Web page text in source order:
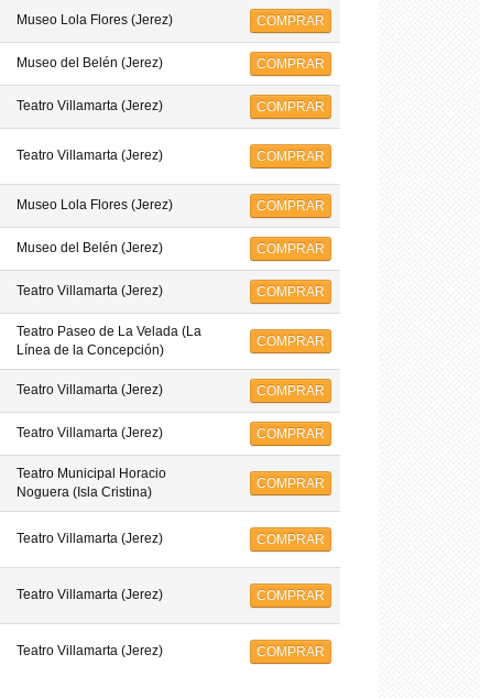
Museo Lola Flores (Jerez) COMPRAR
Museo del Belén (Jerez) COMPRAR
Teatro Villamarta (Jerez) COMPRAR
Teatro Villamarta (Jerez) COMPRAR
Museo Lola Flores (Jerez) COMPRAR
Museo del Belén (Jerez) COMPRAR
Teatro Villamarta (Jerez) COMPRAR
Teatro Paseo de La Velada (La
Línea de la Concepción)
COMPRAR
Teatro Villamarta (Jerez) COMPRAR
Teatro Villamarta (Jerez) COMPRAR
Teatro Municipal Horacio
Noguera (Isla Cristina)
COMPRAR
Teatro Villamarta (Jerez) COMPRAR
Teatro Villamarta (Jerez) COMPRAR
Teatro Villamarta (Jerez) COMPRAR